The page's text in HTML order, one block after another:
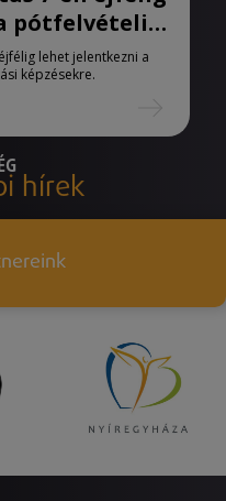
pótfelvételi
lehet jelentkezni a
képzésekre.
hírek